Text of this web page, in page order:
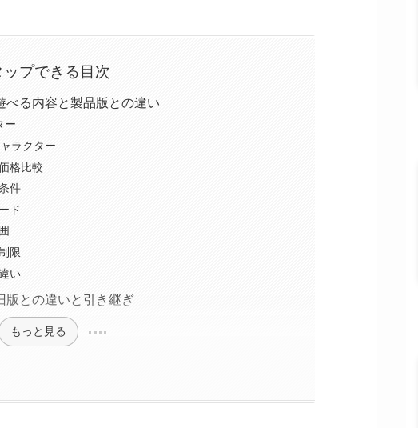
ップできる目次
べる内容と製品版との違い
ー
ラクター
格比較
件
ド
限
い
版との違いと引き継ぎ
もっと見る